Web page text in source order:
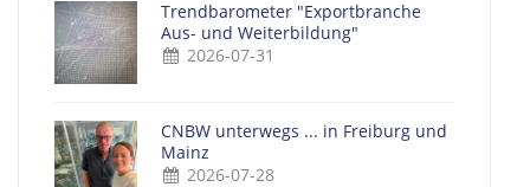
Trendbarometer "Exportbranche
Aus- und Weiterbildung"
2026-07-31
CNBW unterwegs ... in Freiburg und
Mainz
2026-07-28